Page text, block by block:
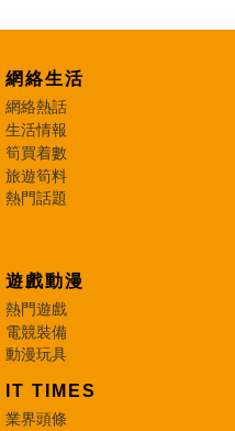
網絡生活
網絡熱話
生活情報
筍買着數
旅遊筍料
熱門話題
遊戲動漫
熱門遊戲
電競裝備
動漫玩具
IT TIMES
業界頭條